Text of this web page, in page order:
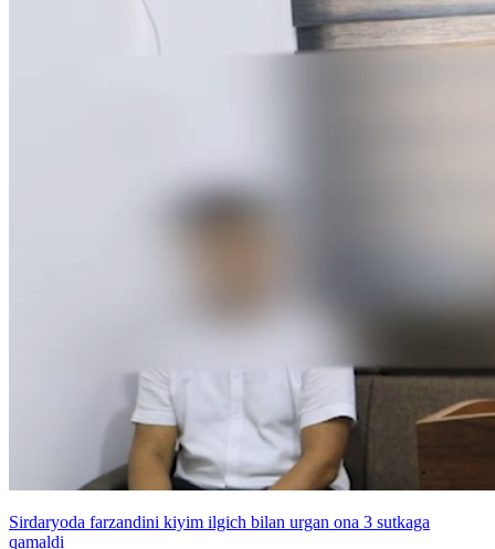
Sirdaryoda farzandini kiyim ilgich bilan urgan ona 3 sutkaga
qamaldi